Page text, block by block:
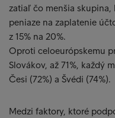
zatiaľ čo menšia
peniaze na zaplatenie
z 15% na 20%.
Oproti celoeurópskemu
Slovákov, až 71%, každý
Česi (72%) a Švédi (74%).
Medzi faktory, ktoré